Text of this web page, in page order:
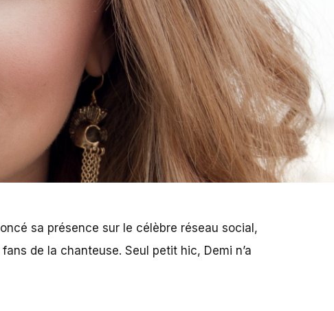
sa présence sur le célèbre réseau social,
de la chanteuse. Seul petit hic, Demi n’a